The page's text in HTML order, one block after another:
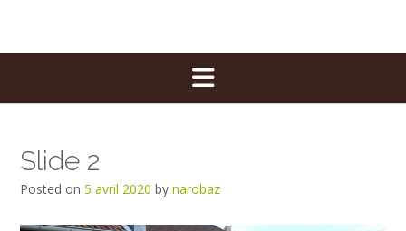
Slide 2
Posted on 5 avril 2020 by narobaz